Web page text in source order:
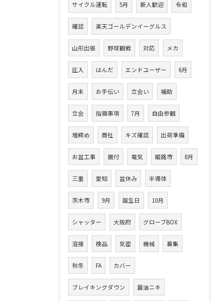
サイクル運転 5月 新人歓迎 令和
確認 楽天ゴールデンイーグルス
山形出張 野球観戦 対応 メカ
圧入 はんだ エンドユーザー 6月
月末 お手伝い 立会い 補助
立会 指摘事項 7月 自由参観
増締め 商社 キズ確認 出荷準備
お盆工事 据付 電気 姫路市 8月
三重 愛知 盆休み 半導体
茨木市 9月 誕生日 10月
シャッター 大阪府 グローブBOX
溶接 検品 気密 機械 募集
秋冬 FA カバー
ブレイキングダウン 醤油ニキ